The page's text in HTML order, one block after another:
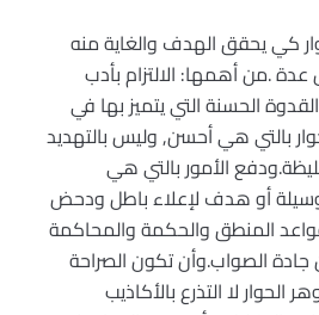
كي يحقق الهدف والغاية منه
عدة .من أهمها: الالتزام بأدب
الحسنة التي يتميز بها في
بالتي هي أحسن, وليس بالتهديد
الأمور بالتي هي
أو هدف لإعلاء باطل ودحض
المنطق والحكمة والمحاكمة
الصواب.وأن تكون الصراحة
لا التذرع بالأكاذيب